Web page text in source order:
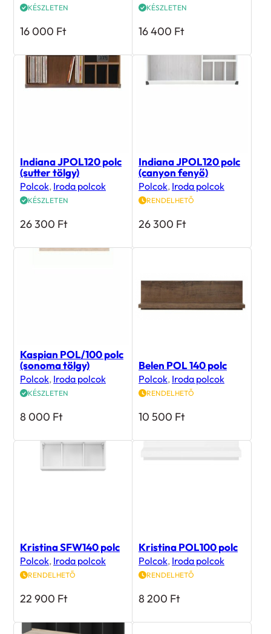
KÉSZLETEN
16 000 Ft
KÉSZLETEN
16 400 Ft
Indiana JPOL120 polc
(sutter tölgy)
Polcok, Iroda polcok
KÉSZLETEN
26 300 Ft
Indiana JPOL120 polc
(canyon fenyő)
Polcok, Iroda polcok
RENDELHETŐ
26 300 Ft
Kaspian POL/100 polc
(sonoma tölgy)
Polcok, Iroda polcok
KÉSZLETEN
8 000 Ft
Belen POL 140 polc
Polcok, Iroda polcok
RENDELHETŐ
10 500 Ft
Kristina SFW140 polc
Polcok, Iroda polcok
RENDELHETŐ
22 900 Ft
Kristina POL100 polc
Polcok, Iroda polcok
RENDELHETŐ
8 200 Ft